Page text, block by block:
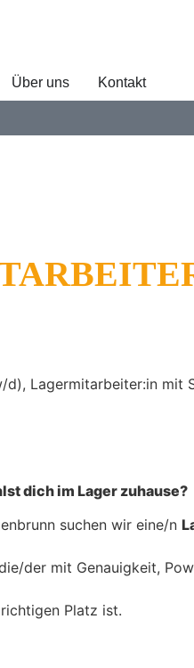
Über uns Kontakt
d) Lagermitarbeiter:in mit
dich im Lager zuhause?
suchen wir eine/n
der mit Genauigkeit,
Platz ist.